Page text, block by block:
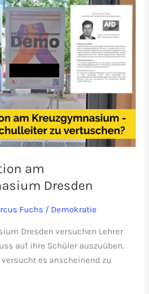
am
Dresden
Fuchs / Demokratie
Dresden versuchen Lehrer
auf ihre Schüler auszuüben.
es anscheinend zu